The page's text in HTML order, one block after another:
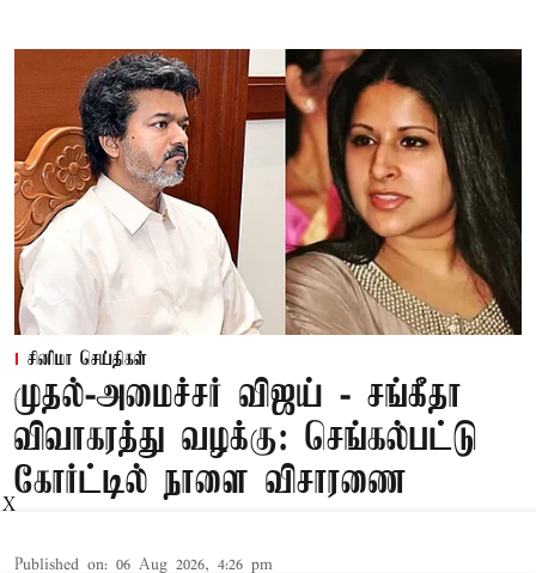
சினிமா செய்திகள்
முதல்-அமைச்சர் விஜய் - சங்கீதா
விவாகரத்து வழக்கு: செங்கல்பட்டு
கோர்ட்டில் நாளை விசாரணை
Published on: 06 Aug 2026, 4:26 pm
X